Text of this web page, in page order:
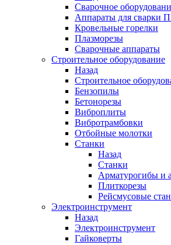
Сварочное
Аппараты для сварки
Кровельные горелки
Плазморезы
Сварочные аппараты
Строительное оборудование
Назад
Строительное
Бензопилы
Бетонорезы
Виброплиты
Вибротрамбовки
Отбойные молотки
Станки
Назад
Станки
Арматурогибы и
Плиткорезы
Рейсмусовые
Электроинструмент
Назад
Электроинструмент
Гайковерты